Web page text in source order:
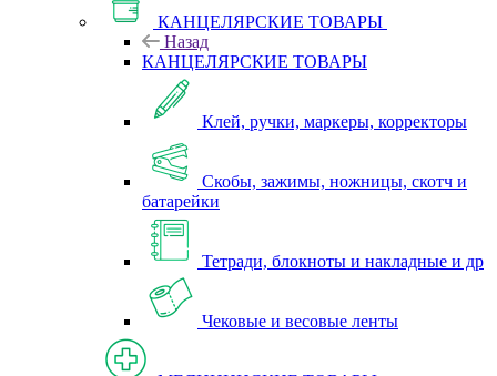
КАНЦЕЛЯРСКИЕ ТОВАРЫ
Назад
КАНЦЕЛЯРСКИЕ ТОВАРЫ
Клей, ручки, маркеры, корректоры
Скобы, зажимы, ножницы, скотч и
батарейки
Тетради, блокноты и накладные и др
Чековые и весовые ленты